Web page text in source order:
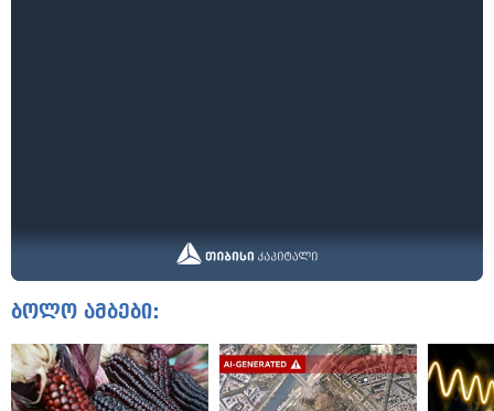
ბოლო ამბები: